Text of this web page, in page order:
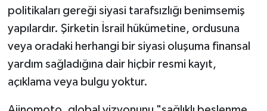
politikaları gereği siyasi tarafsızlığı benimsemiş
yapılardır. Şirketin İsrail hükümetine, ordusuna
veya oradaki herhangi bir siyasi oluşuma finansal
yardım sağladığına dair hiçbir resmi kayıt,
açıklama veya bulgu yoktur.